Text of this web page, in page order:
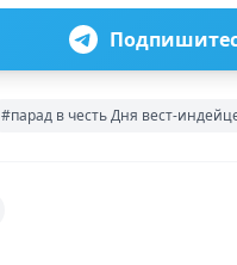
#парад в честь Дня вест-